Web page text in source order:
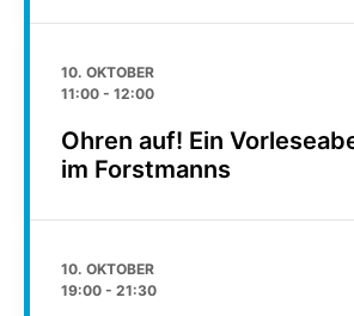
10. OKTOBER
11:00 - 12:00
Ohren auf! Ein
im Forstmanns
10. OKTOBER
19:00 - 21:30